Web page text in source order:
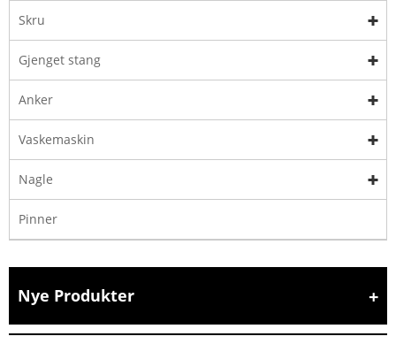
Skru
Gjenget stang
Anker
Vaskemaskin
Nagle
Pinner
Nye Produkter